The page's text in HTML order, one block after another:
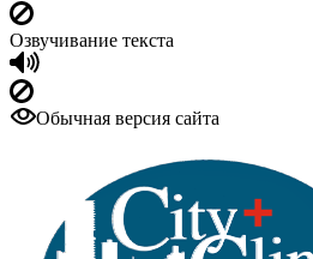
Озвучивание текста
Обычная версия сайта